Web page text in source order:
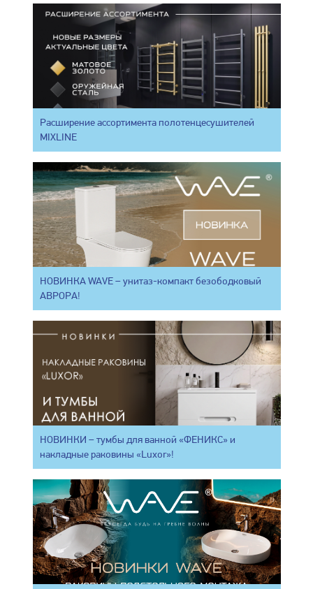
Расширение ассортимента полотенцесушителей
MIXLINE
НОВИНКА WAVE – унитаз-компакт безободковый
АВРОРА!
НОВИНКИ – тумбы для ванной «ФЕНИКС» и
накладные раковины «Luxor»!